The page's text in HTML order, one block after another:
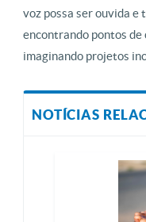
voz possa ser ouvida e
encontrando pontos
imaginando projetos
NOTÍCIAS